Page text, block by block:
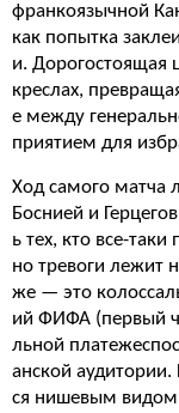
франкоязычной
как попытка
и. Дорогостоящая
креслах,
е между
приятием для
Ход самого матча
Боснией и
ь тех, кто все-
но тревоги лежит
же — это
ий ФИФА (первый
льной
анской аудитории.
ся нишевым видом